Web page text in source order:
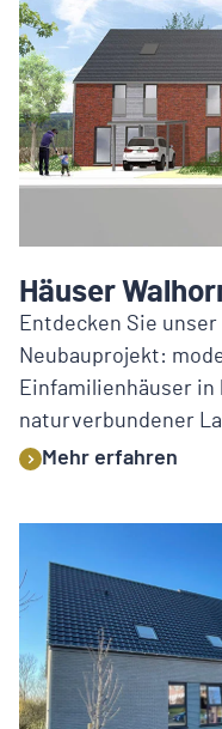
Häuser
Entdecken Sie
Neubauprojekt:
Einfamilienhäuser in
naturverbundener
Mehr erfahren